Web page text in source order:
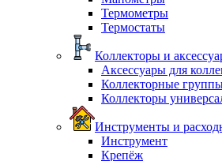
Термометры
Термостаты
Коллекторы и
Аксессуары для
Коллекторные
Коллекторы
Инструменты и
Инструмент
Крепёж